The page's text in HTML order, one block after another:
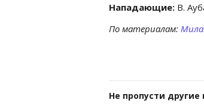
Нападающие: В.
По материалам:
Не пропусти